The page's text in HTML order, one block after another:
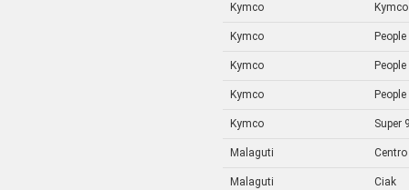
Kymco Kymco
Kymco People
Kymco People
Kymco People
Kymco Super
Malaguti
Malaguti Ciak